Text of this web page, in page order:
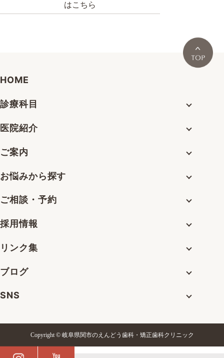
はこちら
HOME
診療科目
医院紹介
ご案内
お悩みから探す
ご相談・予約
採用情報
リンク集
ブログ
SNS
Copyright © 岐阜県関市のえんどう歯科・矯正歯科クリニック